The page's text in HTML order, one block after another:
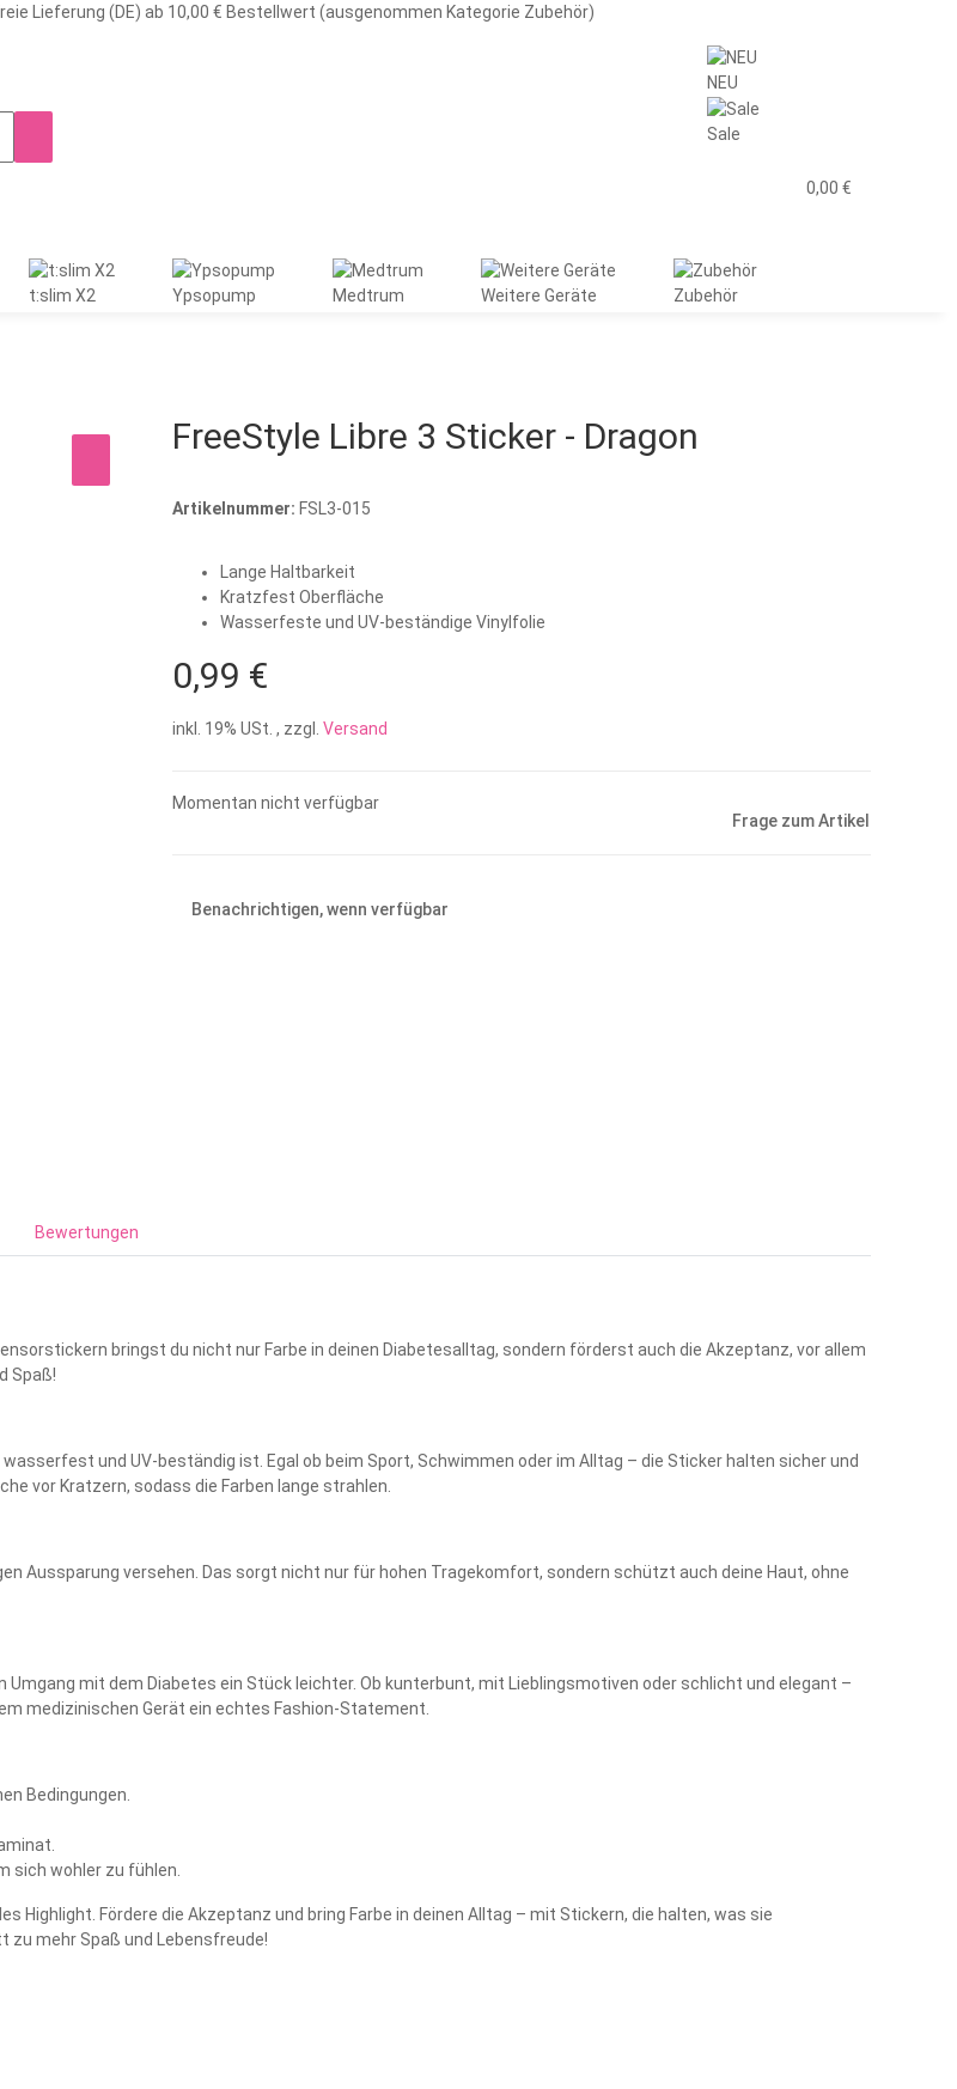
Lieferung (DE) ab 10,00 € Bestellwert (ausgenommen Kategorie Zubehör)
NEU
Sale
0,00 €
t:slim X2 Ypsopump Medtrum Weitere Geräte Zubehör
FreeStyle Libre 3 Sticker - Dragon
Artikelnummer: FSL3-015
Lange Haltbarkeit
Kratzfest Oberfläche
Wasserfeste und UV-beständige Vinylfolie
0,99 €
inkl. 19% USt. , zzgl. Versand
Momentan nicht verfügbar
Frage zum Artikel
Benachrichtigen, wenn verfügbar
Bewertungen
bringst du nicht nur Farbe in deinen Diabetesalltag, sondern förderst auch die Akzeptanz, vor allem
Spaß!
und UV-beständig ist. Egal ob beim Sport, Schwimmen oder im Alltag – die Sticker halten sicher und
vor Kratzern, sodass die Farben lange strahlen.
Aussparung versehen. Das sorgt nicht nur für hohen Tragekomfort, sondern schützt auch deine Haut, ohne
mit dem Diabetes ein Stück leichter. Ob kunterbunt, mit Lieblingsmotiven oder schlicht und elegant –
medizinischen Gerät ein echtes Fashion-Statement.
Bedingungen.
sich wohler zu fühlen.
Highlight. Fördere die Akzeptanz und bring Farbe in deinen Alltag – mit Stickern, die halten, was sie
zu mehr Spaß und Lebensfreude!